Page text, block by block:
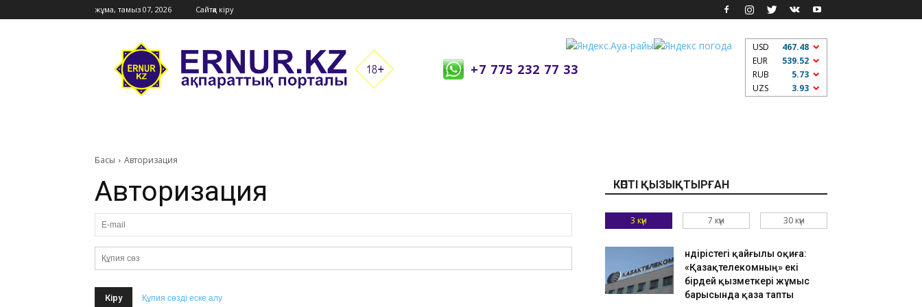
жұма, тамыз 07, 2026 Сайтқа кіру
Ernur
Press
+7 775 232 77 33
USD
467.48
EUR
539.52
RUB
5.73
UZS
3.93
Басы Авторизация
Авторизация
Құпия сөзді еске алу
КӨПТІ ҚЫЗЫҚТЫРҒАН
3 күн 7 күн 30 күн
Өндірістегі қайғылы оқиға:
«Қазақтелекомның» екі
бірдей қызметкері жұмыс
барысында қаза тапты